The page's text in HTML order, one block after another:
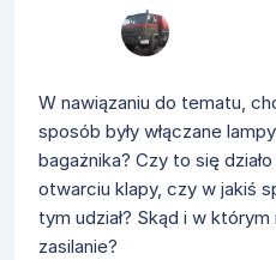
W nawiązaniu do tematu,
sposób były włączane lampy
bagażnika? Czy to się
otwarciu klapy, czy w jakiś
tym udział? Skąd i w
zasilanie?